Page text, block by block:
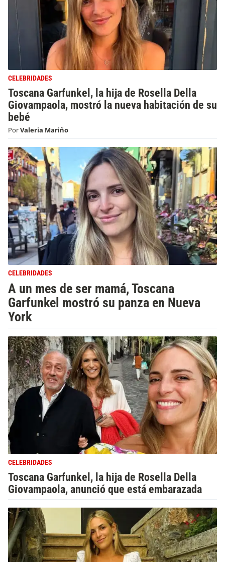
CELEBRIDADES
Toscana Garfunkel, la hija de Rosella Della
Giovampaola, mostró la nueva habitación de su
bebé
PorValeria Mariño
CELEBRIDADES
A un mes de ser mamá, Toscana
Garfunkel mostró su panza en Nueva
York
CELEBRIDADES
Toscana Garfunkel, la hija de Rosella Della
Giovampaola, anunció que está embarazada